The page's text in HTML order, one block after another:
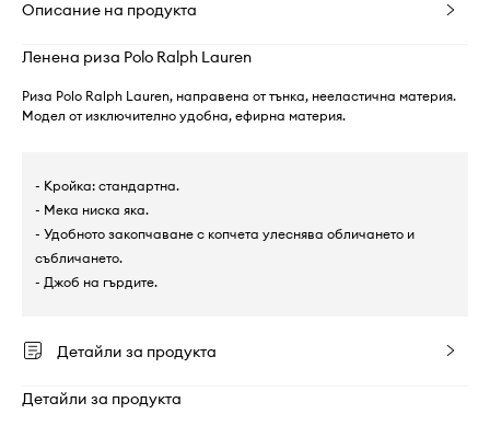
Описание на продукта
Ленена риза Polo Ralph Lauren
Риза Polo Ralph Lauren, направена от тънка, нееластична материя.
Модел от изключително удобна, ефирна материя.
- Кройка: стандартна.
- Мека ниска яка.
- Удобното закопчаване с копчета улеснява обличането и
събличането.
- Джоб на гърдите.
Детайли за продукта
Детайли за продукта